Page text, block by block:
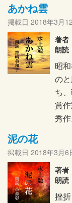
あかね雲
掲載日 2018年3月
著者
朗読
昭
の
ち
賞
秀作
泥の花
掲載日 2018年3月6
著者
朗読
挫